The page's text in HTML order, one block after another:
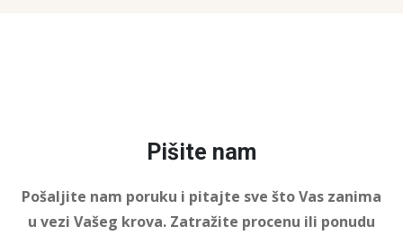
Pišite nam
Pošaljite nam poruku i pitajte sve što Vas zanima
u vezi Vašeg krova. Zatražite procenu ili ponudu